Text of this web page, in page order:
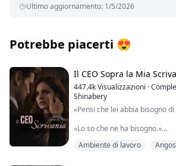
Ultimo aggiornamento: 1/5/2026
Potrebbe piacerti 😍
Il CEO Sopra la Mia
447.4kVisualizzazioni ·
Shinabery
«Pensi che lei abbia bisogno di
«Lo so che ne ha bisogno.»
«E se non volesse questo tipo
Ambiente di lavoro